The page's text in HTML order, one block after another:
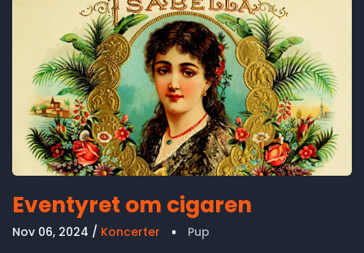
Eventyret om cigaren
Nov 06, 2024 Koncerter Pup